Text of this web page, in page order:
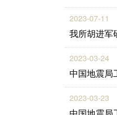
2023-07-11
我所胡进军
2023-03-24
中国地震局
2023-03-23